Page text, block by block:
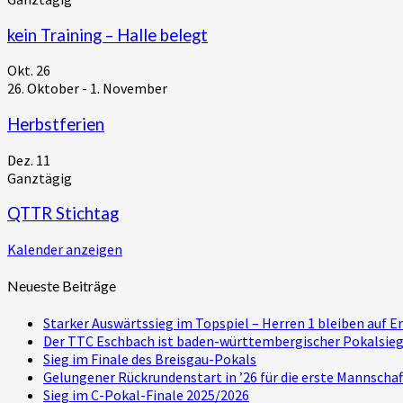
kein Training – Halle belegt
Okt. 26
26. Oktober - 1. November
Herbstferien
Dez. 11
Ganztägig
QTTR Stichtag
Kalender anzeigen
Neueste Beiträge
Starker Auswärtssieg im Topspiel – Herren 1 bleiben auf
Der TTC Eschbach ist baden-württembergischer
Sieg im Finale des Breisgau-Pokals
Gelungener Rückrundenstart in ’26 für die erste
Sieg im C-Pokal-Finale 2025/2026